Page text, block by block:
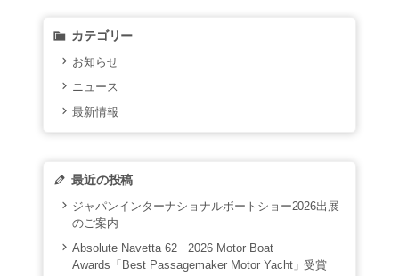
カテゴリー
お知らせ
ニュース
最新情報
最近の投稿
ジャパンインターナショナルボートショー2026出展
のご案内
Absolute Navetta 62 2026 Motor Boat
Awards「Best Passagemaker Motor Yacht」受賞